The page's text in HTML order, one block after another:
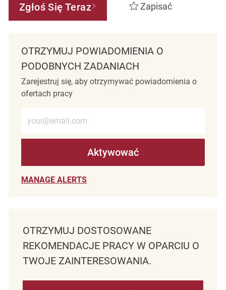
Zgłoś Się Teraz Zapisać
OTRZYMUJ POWIADOMIENIA O
PODOBNYCH ZADANIACH
Zarejestruj się, aby otrzymywać powiadomienia o
ofertach pracy
Aktywować
MANAGE ALERTS
OTRZYMUJ DOSTOSOWANE
REKOMENDACJE PRACY W OPARCIU O
TWOJE ZAINTERESOWANIA.